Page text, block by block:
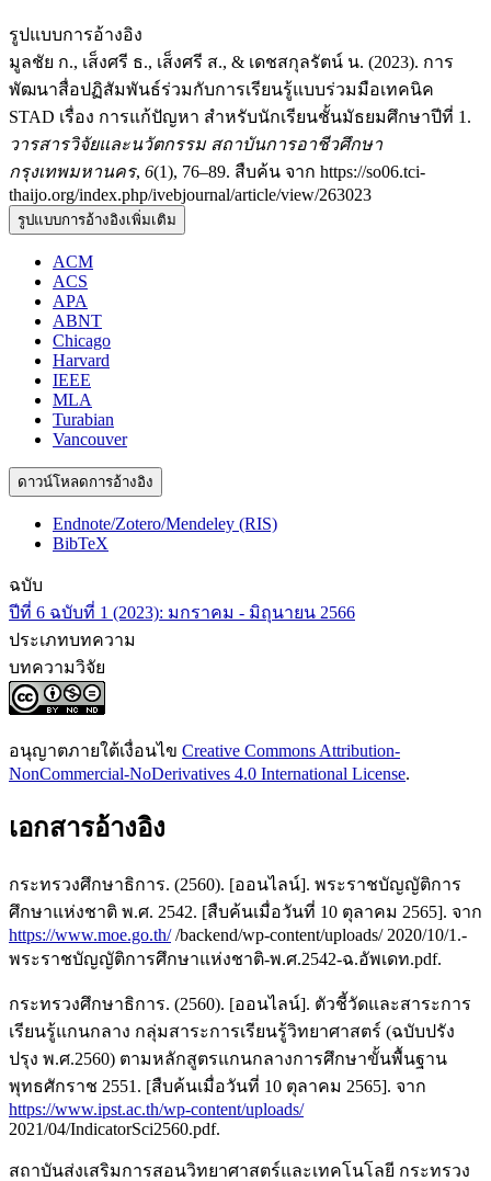
รูปแบบการอ้างอิง
มูลชัย ก., เส็งศรี ธ., เส็งศรี ส., & เดชสกุลรัตน์ น. (2023). การ
พัฒนาสื่อปฏิสัมพันธ์ร่วมกับการเรียนรู้แบบร่วมมือเทคนิค
STAD เรื่อง การแก้ปัญหา สำหรับนักเรียนชั้นมัธยมศึกษาปีที่ 1.
วารสารวิจัยและนวัตกรรม สถาบันการอาชีวศึกษา
กรุงเทพมหานคร, 6(1), 76–89. สืบค้น จาก https://so06.tci-
thaijo.org/index.php/ivebjournal/article/view/263023
รูปแบบการอ้างอิงเพิ่มเติม
ACM
ACS
APA
ABNT
Chicago
Harvard
IEEE
MLA
Turabian
Vancouver
ดาวน์โหลดการอ้างอิง
Endnote/Zotero/Mendeley (RIS)
BibTeX
ฉบับ
ปีที่ 6 ฉบับที่ 1 (2023): มกราคม - มิถุนายน 2566
ประเภทบทความ
บทความวิจัย
อนุญาตภายใต้เงื่อนไข Creative Commons Attribution-
NonCommercial-NoDerivatives 4.0 International License.
เอกสารอ้างอิง
กระทรวงศึกษาธิการ. (2560). [ออนไลน์]. พระราชบัญญัติการ
ศึกษาแห่งชาติ พ.ศ. 2542. [สืบค้นเมื่อวันที่ 10 ตุลาคม 2565]. จาก
https://www.moe.go.th//backend/wp-content/uploads/ 2020/10/1.-
พระราชบัญญัติการศึกษาแห่งชาติ-พ.ศ.2542-ฉ.อัพเดท.pdf.
กระทรวงศึกษาธิการ. (2560). [ออนไลน์]. ตัวชี้วัดและสาระการ
เรียนรู้แกนกลาง กลุ่มสาระการเรียนรู้วิทยาศาสตร์ (ฉบับปรัง
ปรุง พ.ศ.2560) ตามหลักสูตรแกนกลางการศึกษาขั้นพื้นฐาน
พุทธศักราช 2551. [สืบค้นเมื่อวันที่ 10 ตุลาคม 2565]. จาก
https://www.ipst.ac.th/wp-content/uploads/
2021/04/IndicatorSci2560.pdf.
สถาบันส่งเสริมการสอนวิทยาศาสตร์และเทคโนโลยี กระทรวง